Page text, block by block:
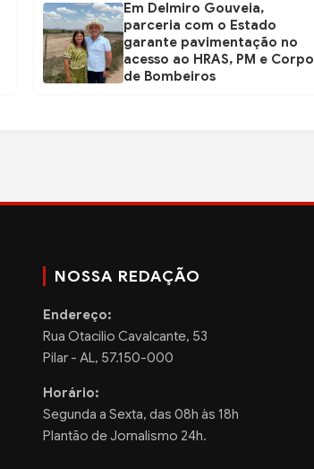
Em Delmiro Gouveia,
parceria com o Estado
garante pavimentação no
acesso ao HRAS, PM e Corpo
de Bombeiros
NOSSA REDAÇÃO
Endereço:
Rua Otacilio Cavalcante, 53
Pilar - AL, 57.150-000
Horário:
Segunda a Sexta, das 08h às 18h
Plantão de Jornalismo 24h.